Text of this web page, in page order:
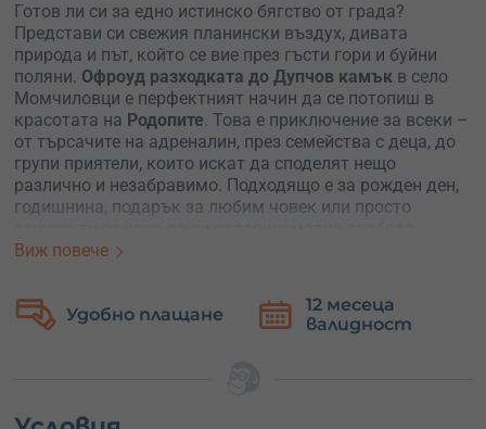
Готов ли си за едно истинско бягство от града?
Представи си свежия планински въздух, дивата
природа и път, който се вие през гъсти гори и буйни
поляни. Офроуд разходката до Дупчов камък в село
Момчиловци е перфектният начин да се потопиш в
красотата на Родопите. Това е приключение за всеки –
от търсачите на адреналин, през семейства с деца, до
групи приятели, които искат да споделят нещо
различно и незабравимо. Подходящо е за рожден ден,
годишнина, подарък за любим човек или просто
завой на планината. Пътят минава през стръмни
склонове, каменисти терени и живописни поляни,
картичка. Ако си фен на фотографията, подготви
Виж повече
12 месеца
валидност
Безплатна
замяна